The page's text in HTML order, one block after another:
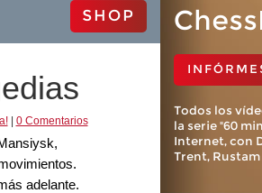
SHOP
| 0 Comentarios
adelante.
Todos los
la serie "60
Internet, con
Trent,